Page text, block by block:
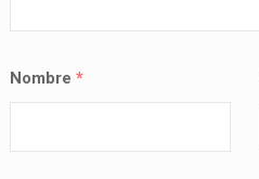
Nombre*